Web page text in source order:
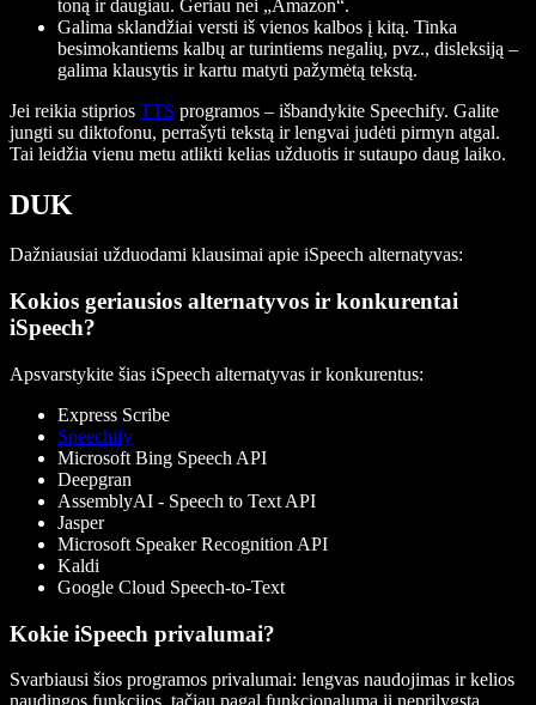
toną ir daugiau. Geriau nei „Amazon“.
Galima sklandžiai versti iš vienos kalbos į kitą. Tinka
besimokantiems kalbų ar turintiems negalių, pvz., disleksiją –
galima klausytis ir kartu matyti pažymėtą tekstą.
Jei reikia stiprios TTS programos – išbandykite Speechify. Galite
jungti su diktofonu, perrašyti tekstą ir lengvai judėti pirmyn atgal.
Tai leidžia vienu metu atlikti kelias užduotis ir sutaupo daug laiko.
DUK
Dažniausiai užduodami klausimai apie iSpeech alternatyvas:
Kokios geriausios alternatyvos ir konkurentai
iSpeech?
Apsvarstykite šias iSpeech alternatyvas ir konkurentus:
Express Scribe
Speechify
Microsoft Bing Speech API
Deepgran
AssemblyAI - Speech to Text API
Jasper
Microsoft Speaker Recognition API
Kaldi
Google Cloud Speech-to-Text
Kokie iSpeech privalumai?
Svarbiausi šios programos privalumai: lengvas naudojimas ir kelios